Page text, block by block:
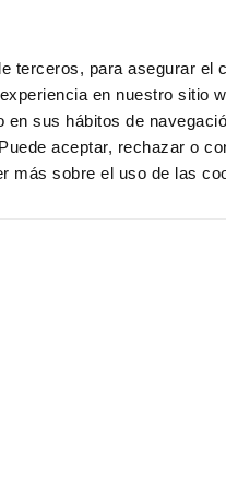
terceros, para asegurar el
en nuestro sitio
en sus hábitos de
aceptar, rechazar o
más sobre el uso de las